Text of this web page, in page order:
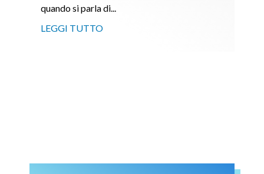
quando si parla di...
LEGGI TUTTO